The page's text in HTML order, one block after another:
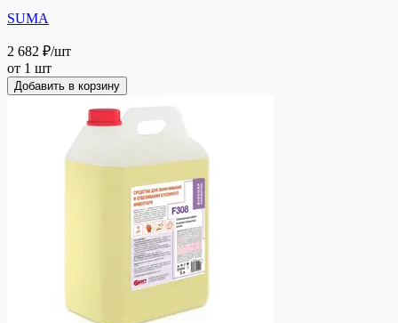
SUMA
2 682 ₽/шт
от 1 шт
Добавить в корзину